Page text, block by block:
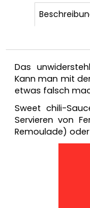
Das
Kann man mit
etwas falsch
Sweet chili-
Servieren von
Remoulade)